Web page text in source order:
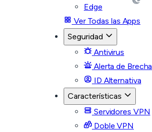
Edge
Ver Todas las Apps
Seguridad
Antivirus
Alerta de Brecha
ID Alternativa
Características
Servidores VPN
Doble VPN